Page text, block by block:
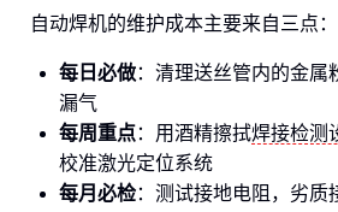
自动焊机的维护成本主要来自三点：
每日必做：清理送丝管内的金属
漏气
每周重点：用酒精擦拭焊接检测
校准激光定位系统
每月必检：测试接地电阻，劣质